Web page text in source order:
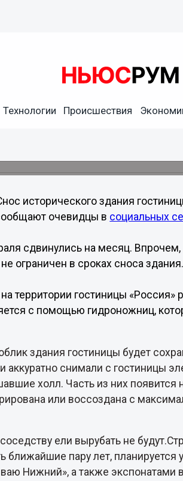
Технологии Происшествия
исторического здания
очевидцы в социальных
сдвинулись на месяц. Впрочем,
ограничен в сроках сноса здания.
территории гостиницы «Россия»
с помощью гидроножниц,
здания гостиницы будет
аккуратно снимали с гостиницы
холл. Часть из них появится
или воссоздана с
ели вырубать не
пару лет, планируется
Нижний», а также экспонатами